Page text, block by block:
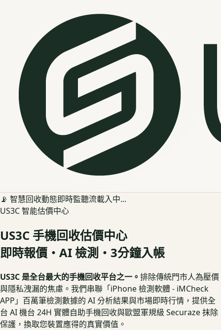
📡 智慧回收動態即時監聽流載入中...
US3C 智能估價中心
US3C 手機回收估價中心
即時報價・AI 檢測・3分鐘入帳
US3C 是全台最大的手機回收平台之一。 排除傳統門市人為壓價
與隱私洩漏的焦慮。我們串聯「iPhone 檢測軟體 - iMCheck
APP」百萬筆檢測數據的 AI 分析結果與市場即時行情，提供全
台 AI 機台 24H 實體自助手機回收與歐盟軍規級 Securaze 抹除
保護，換取您裝置應得的真實價值。